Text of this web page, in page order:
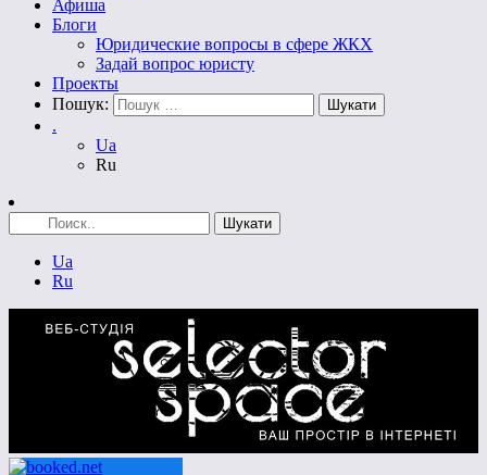
Афиша
Блоги
Юридические вопросы в сфере ЖКХ
Задай вопрос юристу
Проекты
Пошук:
.
Ua
Ru
Ua
Ru